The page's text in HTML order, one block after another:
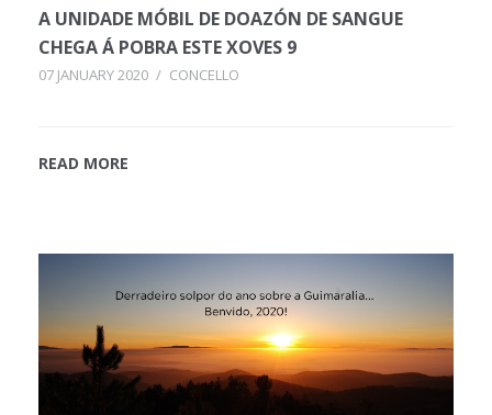
A UNIDADE MÓBIL DE DOAZÓN DE SANGUE
CHEGA Á POBRA ESTE XOVES 9
07 JANUARY 2020 / CONCELLO
READ MORE